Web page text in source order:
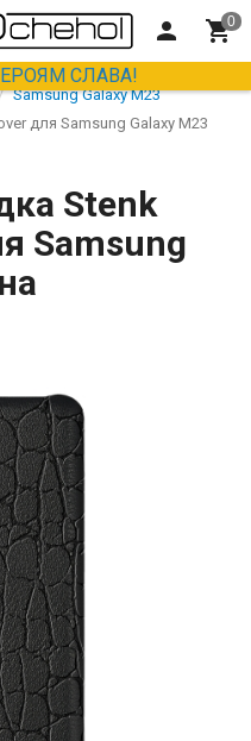
СЛАВА!
Samsung Galaxy M23
для Samsung Galaxy M23
Stenk
Samsung